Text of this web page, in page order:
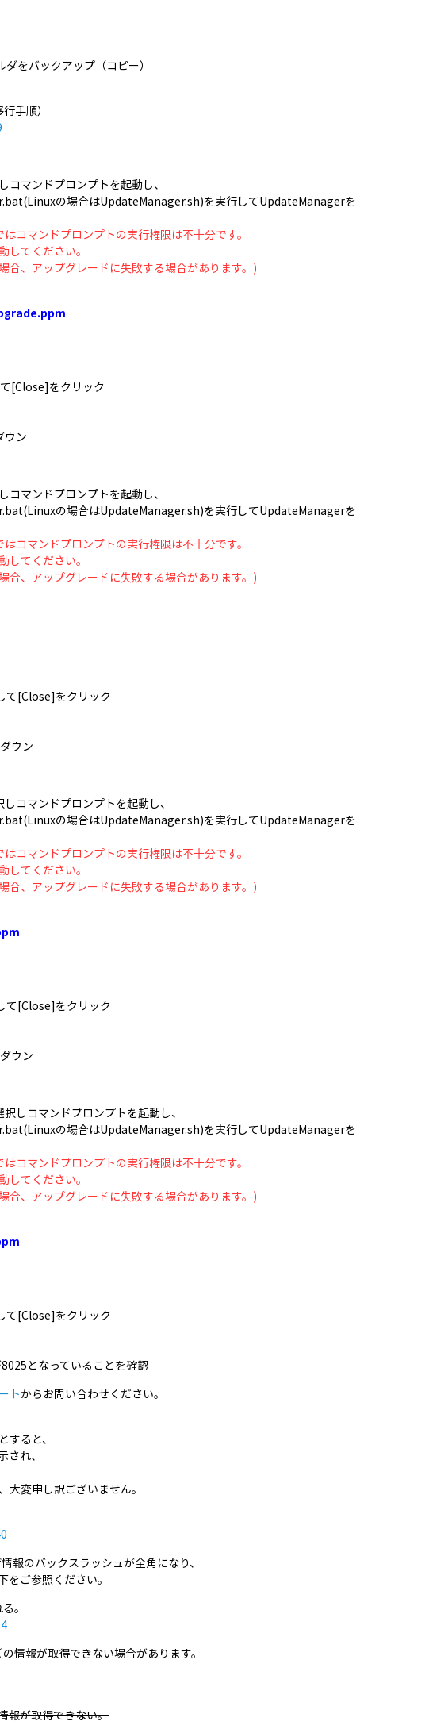
をバックアップ（コピー）
手順）
コマンドプロンプトを起動し、
の場合はUpdateManager.sh)を実行してUpdateManagerを
コマンドプロンプトの実行権限は不十分です。
てください。
合、アップグレードに失敗する場合があります。)
[Close]をクリック
ウン
コマンドプロンプトを起動し、
の場合はUpdateManager.sh)を実行してUpdateManagerを
コマンドプロンプトの実行権限は不十分です。
てください。
合、アップグレードに失敗する場合があります。)
て[Close]をクリック
ウン
しコマンドプロンプトを起動し、
の場合はUpdateManager.sh)を実行してUpdateManagerを
コマンドプロンプトの実行権限は不十分です。
てください。
合、アップグレードに失敗する場合があります。)
て[Close]をクリック
ウン
択しコマンドプロンプトを起動し、
の場合はUpdateManager.sh)を実行してUpdateManagerを
コマンドプロンプトの実行権限は不十分です。
てください。
合、アップグレードに失敗する場合があります。)
て[Close]をクリック
となっていることを確認
トからお問い合わせください。
ると、
れ、
変申し訳ございません。
のバックスラッシュが全角になり、
ご参照ください。
。
報が取得できない場合があります。
報が取得できない。